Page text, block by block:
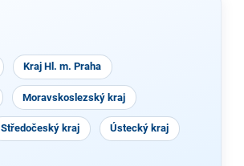
Kraj Hl. m. Praha
Moravskoslezský kraj
Středočeský kraj Ústecký kraj